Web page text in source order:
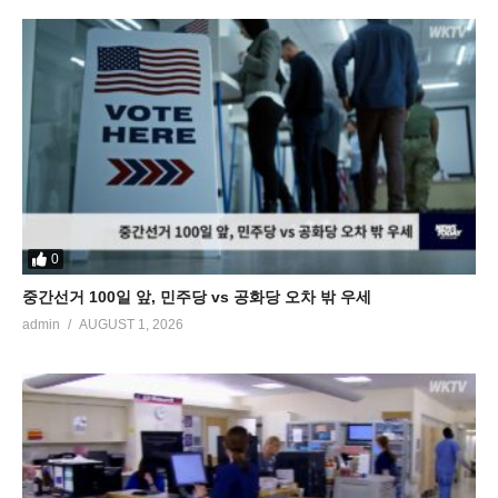
0
중간선거 100일 앞, 민주당 vs 공화당 오차 밖 우세
admin AUGUST 1, 2026